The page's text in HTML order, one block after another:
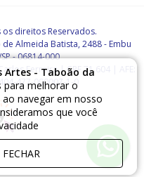
Artes - Taboão da
para melhorar o
navegar em nosso
que você
direitos Reservados.
Almeida Batista, 2488 - Embu
- 06814-000
Ferreira | CRF 71.604 | AFE:
477-000007-1-0